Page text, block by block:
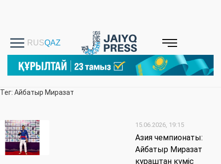
Тег: Айбатыр Миразат
15.06.2026, 19:15
Азия чемпионаты:
Айбатыр Миразат
кураштан күміс